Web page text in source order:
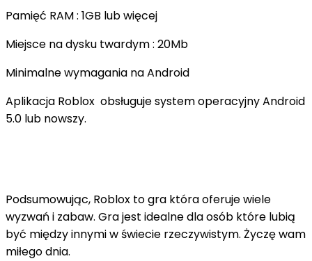
Pamięć RAM : 1GB lub więcej
Miejsce na dysku twardym : 20Mb
Minimalne wymagania na Android
Aplikacja Roblox obsługuje system operacyjny Android
5.0 lub nowszy.
Podsumowując, Roblox to gra która oferuje wiele
wyzwań i zabaw. Gra jest idealne dla osób które lubią
być między innymi w świecie rzeczywistym. Życzę wam
miłego dnia.